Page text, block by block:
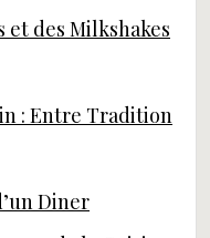
et des Milkshakes
: Entre Tradition
Diner